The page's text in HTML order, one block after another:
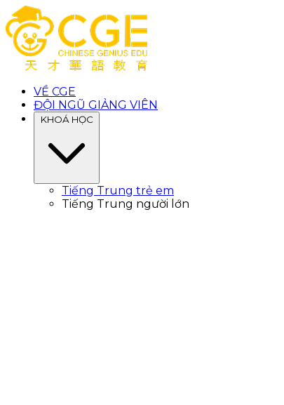
VỀ CGE
ĐỘI NGŨ GIẢNG VIÊN
KHOÁ HỌC
Tiếng Trung trẻ em
Tiếng Trung người lớn